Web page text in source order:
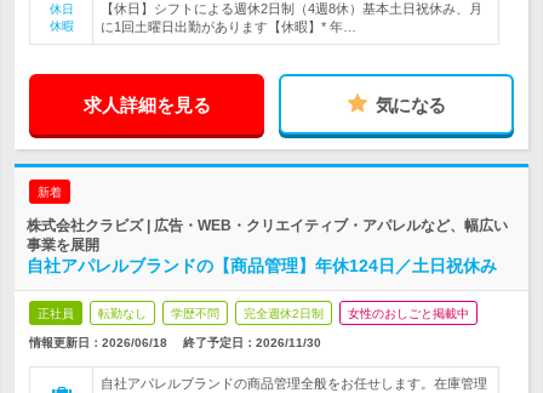
休日
休暇
【休日】シフトによる週休2日制（4週8休）基本土日祝休み、月
に1回土曜日出勤があります【休暇】* 年…
求人詳細を見る 気になる
新着
株式会社クラビズ | 広告・WEB・クリエイティブ・アパレルなど、幅広い
事業を展開
自社アパレルブランドの【商品管理】年休124日／土日祝休み
正社員 転勤なし 学歴不問 完全週休2日制 女性のおしごと掲載中
情報更新日：2026/06/18 終了予定日： 2026/11/30
自社アパレルブランドの商品管理全般をお任せします。在庫管理